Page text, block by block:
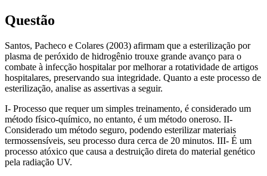
Questão
Santos, Pacheco e Colares (2003) afirmam que a esterilização por
plasma de peróxido de hidrogênio trouxe grande avanço para o
combate à infecção hospitalar por melhorar a rotatividade de artigos
hospitalares, preservando sua integridade. Quanto a este processo de
esterilização, analise as assertivas a seguir.
I- Processo que requer um simples treinamento, é considerado um
método físico-químico, no entanto, é um método oneroso. II-
Considerado um método seguro, podendo esterilizar materiais
termossensíveis, seu processo dura cerca de 20 minutos. III- É um
processo atóxico que causa a destruição direta do material genético
pela radiação UV.